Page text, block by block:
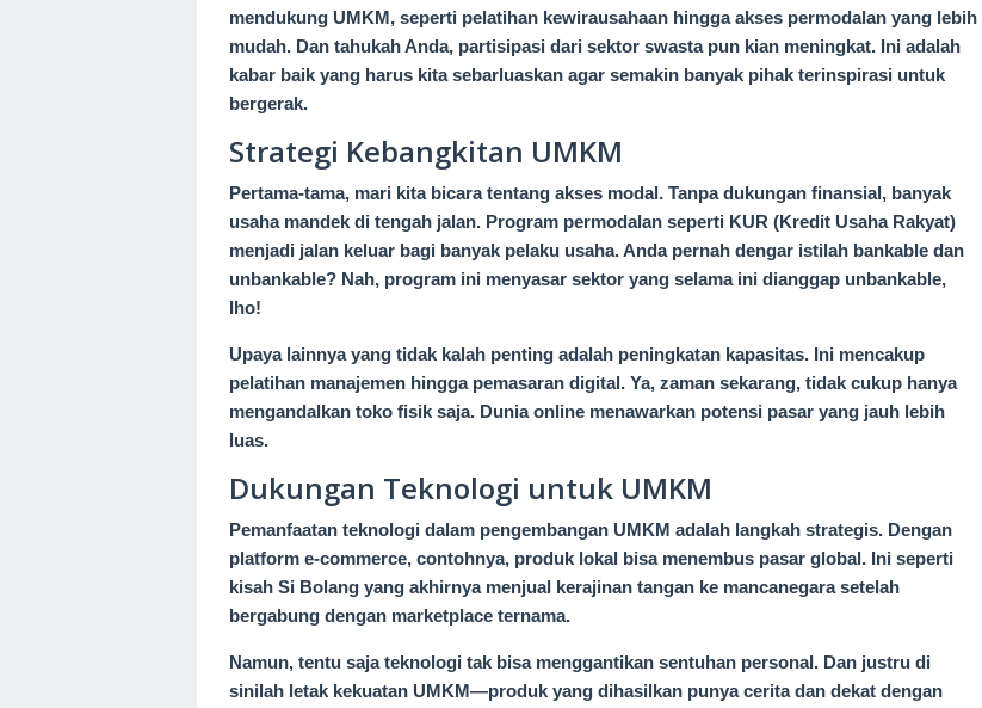
mendukung UMKM, seperti pelatihan kewirausahaan hingga akses permodalan yang lebih
mudah. Dan tahukah Anda, partisipasi dari sektor swasta pun kian meningkat. Ini adalah
kabar baik yang harus kita sebarluaskan agar semakin banyak pihak terinspirasi untuk
bergerak.
Strategi Kebangkitan UMKM
Pertama-tama, mari kita bicara tentang akses modal. Tanpa dukungan finansial, banyak
usaha mandek di tengah jalan. Program permodalan seperti KUR (Kredit Usaha Rakyat)
menjadi jalan keluar bagi banyak pelaku usaha. Anda pernah dengar istilah bankable dan
unbankable? Nah, program ini menyasar sektor yang selama ini dianggap unbankable,
lho!
Upaya lainnya yang tidak kalah penting adalah peningkatan kapasitas. Ini mencakup
pelatihan manajemen hingga pemasaran digital. Ya, zaman sekarang, tidak cukup hanya
mengandalkan toko fisik saja. Dunia online menawarkan potensi pasar yang jauh lebih
luas.
Dukungan Teknologi untuk UMKM
Pemanfaatan teknologi dalam pengembangan UMKM adalah langkah strategis. Dengan
platform e-commerce, contohnya, produk lokal bisa menembus pasar global. Ini seperti
kisah Si Bolang yang akhirnya menjual kerajinan tangan ke mancanegara setelah
bergabung dengan marketplace ternama.
Namun, tentu saja teknologi tak bisa menggantikan sentuhan personal. Dan justru di
sinilah letak kekuatan UMKM—produk yang dihasilkan punya cerita dan dekat dengan